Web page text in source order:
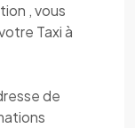
, vous
Taxi à
de